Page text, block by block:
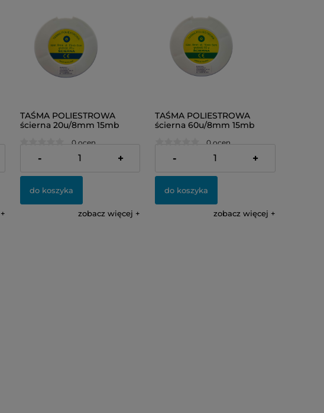
TAŚMA POLIESTROWA
ścierna 20u/8mm 15mb
0 ocen
54,00 zł
- +
do koszyka
zobacz więcej
TAŚMA POLIESTROWA
ścierna 60u/8mm 15mb
0 ocen
54,00 zł
- +
do koszyka
zobacz więcej